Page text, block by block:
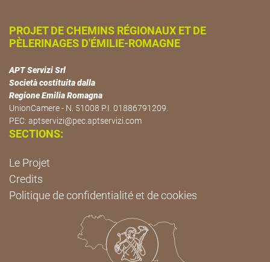
PROJET DE CHEMINS RÉGIONAUX ET DE
PÈLERINAGES D'ÉMILIE-ROMAGNE
APT Servizi Srl
Società costituita dalla
Regione Emilia Romagna
UnionCamere - N. 51008 P.I. 01886791209.
PEC: aptservizi@pec.aptservizi.com
SECTIONS:
Le Projet
Credits
Politique de confidentialité et de cookies